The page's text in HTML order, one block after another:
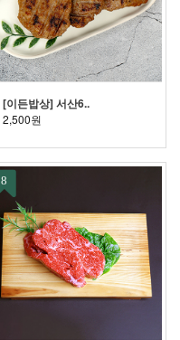
[이든밥상] 서산6..
2,500원
8